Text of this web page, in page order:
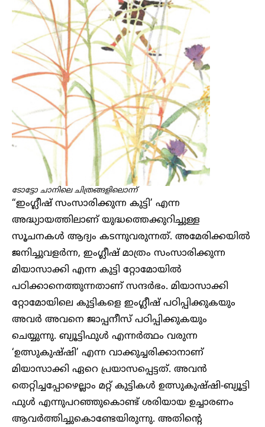
ടോട്ടോ ചാനിലെ ചിത്രങ്ങളിലൊന്ന്
“ഇംഗ്ലീഷ് സംസാരിക്കുന്ന കുട്ടി’ എന്ന
അദ്ധ്യായത്തിലാണ് യുദ്ധത്തെക്കുറിച്ചുള്ള
സൂചനകൾ ആദ്യം കടന്നുവരുന്നത്. അമേരിക്കയിൽ
ജനിച്ചുവളർന്ന, ഇംഗ്ലീഷ് മാത്രം സംസാരിക്കുന്ന
മിയാസാക്കി എന്ന കുട്ടി റ്റോമോയിൽ
പഠിക്കാനെത്തുന്നതാണ് സന്ദർഭം. മിയാസാക്കി
റ്റോമോയിലെ കുട്ടികളെ ഇംഗ്ലീഷ് പഠിപ്പിക്കുകയും
അവർ അവനെ ജാപ്പനീസ് പഠിപ്പിക്കുകയും
ചെയ്യുന്നു. ബ്യൂട്ടിഫുൾ എന്നർത്ഥം വരുന്ന
‘ഉത്സുകുഷ്ഷി’ എന്ന വാക്കുച്ചരിക്കാനാണ്
മിയാസാക്കി ഏറെ പ്രയാസപ്പെട്ടത്. അവൻ
തെറ്റിച്ചപ്പോഴെല്ലാം മറ്റ് കുട്ടികൾ ഉത്സുകുഷ്ഷി-ബ്യൂട്ടി
ഫുൾ എന്നുപറഞ്ഞുകൊണ്ട് ശരിയായ ഉച്ചാരണം
ആവർത്തിച്ചുകൊണ്ടേയിരുന്നു. അതിന്റെ